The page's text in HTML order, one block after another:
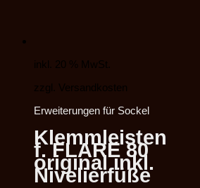
inkl. 20 % MwSt.
zzgl. Versandkosten
Erweiterungen für Sockel
Klemmleisten
f. FLARE 80
original inkl.
Nivelierfüße